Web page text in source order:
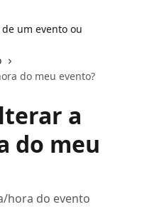
um evento ou
do meu evento?
a
do meu
hora do evento